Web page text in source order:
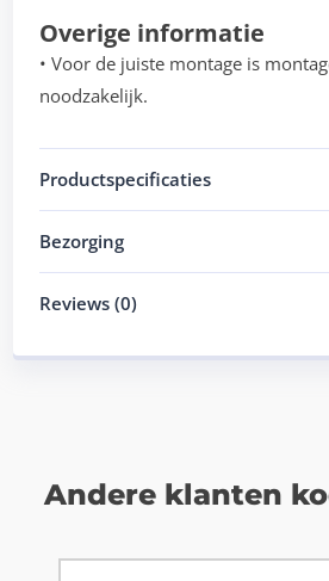
Overige informatie
• Voor de juiste montage is
noodzakelijk.
Productspecificaties
Bezorging
Reviews (0)
Andere klanten